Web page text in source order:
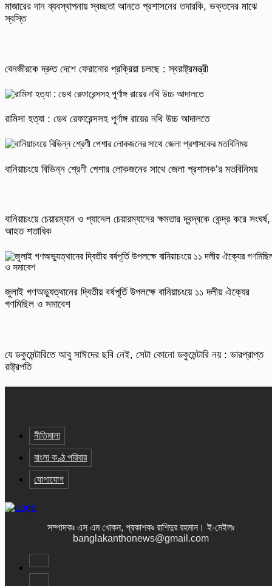
মাজারের দান ব্যবস্থাপনায় স্বচ্ছতা আনতে প্রশাসনের তদারকি, ভক্তদের মাঝে
স্বস্তি
বেনজীরকে দ্রুত দেশে ফেরানোর প্রক্রিয়া চলছে : স্বরাষ্ট্রমন্ত্রী
রামিসা হত্যা : ডেথ রেফারেন্সসহ পূর্ণাঙ্গ রায়ের নথি উচ্চ আদালতে
বানিয়াচংয়ে বিভিন্ন শ্রেণী পেশার লোকজনের সাথে জেলা প্রশাসক’র মতবিনিময়
বানিয়াচংয়ে চেয়ারম্যান ও প্যানেল চেয়ারম্যানের ক্ষমতার দ্বন্দ্বকে কেন্দ্র করে সংঘর্ষ,
আহত শতাধিক
জুলাই গণঅভ্যুত্থানের দ্বিতীয় বর্ষপূর্তি উপলক্ষে বানিয়াচংয়ে ১১ দলীয় ঐক্যের
গণমিছিল ও সমাবেশ
যে ডকুমেন্টারিতে আবু সাঈদের ছবি নেই, সেটা কোনো ডকুমেন্টারি নয় : ভারপ্রাপ্ত
রাষ্ট্রপতি
নীতিমালা
বাংলা কণ্ঠ পরিবার
যোগাযোগ
সম্পাদকঃ এস এম খোকন, প্রকাশকঃ রাশিদুর রহমান । ই-মেইলঃ
banglakanthonews@gmail.com